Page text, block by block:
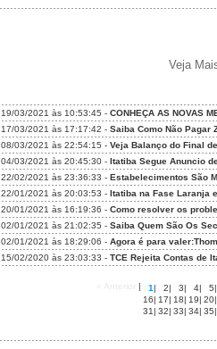
Veja
19/03/2021 às 10:53:45 - CONHEÇA AS NOVAS
17/03/2021 às 17:17:42 - Saiba Como Não Pagar
08/03/2021 às 22:54:15 - Veja Balanço do Final
04/03/2021 às 20:45:30 - Itatiba Segue Anuncio
22/02/2021 às 23:36:33 - Estabelecimentos São
22/01/2021 às 20:03:53 - Itatiba na Fase Laranja
20/01/2021 às 16:19:36 - Como resolver os
02/01/2021 às 21:02:35 - Saiba Quem São Os
02/01/2021 às 18:29:06 - Agora é para
15/02/2020 às 23:03:33 - TCE Rejeita Contas de
| 1 | 2| 3| 4| 5|
16| 17| 18| 19| 20|
31 | 32| 33| 34| 35|